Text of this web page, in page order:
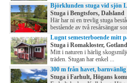
Björklunden stuga vid sjön
Stuga i Bengtsfors, Dalsland
Här har ni en trevlig stuga
bestående av två resårsängar
Lugnt semesterboende mitt
Stuga i Romakloster, Gotland
Mitt i naturen i härlig
träden. Stugan har enkel ...
300 m från havet,
Stuga i Farhult, Högans